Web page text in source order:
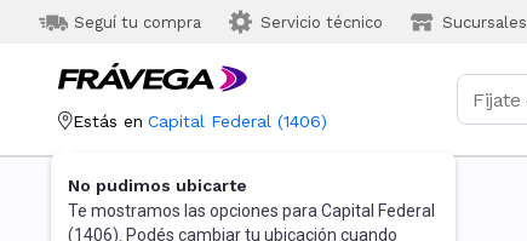
Seguí tu compra Servicio técnico Sucursales
Estás en Capital Federal (1406)
No pudimos ubicarte
Te mostramos las opciones para Capital Federal
(1406). Podés cambiar tu ubicación cuando